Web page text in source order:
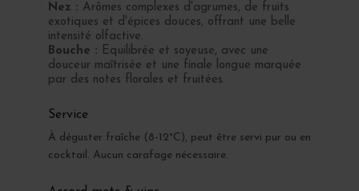
Nez : Arômes complexes d'agrumes, de fruits
exotiques et d'épices douces, offrant une belle
intensité olfactive.
Bouche : Equilibrée et soyeuse, avec une
douceur maîtrisée et une finale longue marquée
par des notes florales et fruitées.
Service
À déguster fraîche (8-12°C), peut être servi pur ou en
cocktail. Aucun carafage nécessaire.